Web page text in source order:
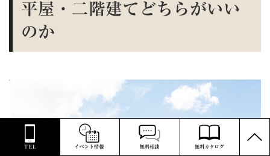
平屋・二階建てどちらがいい
のか
TOP